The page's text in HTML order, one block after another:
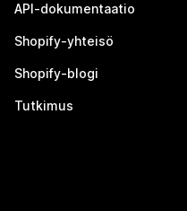
API-dokumentaatio
Shopify-yhteisö
Shopify-blogi
Tutkimus